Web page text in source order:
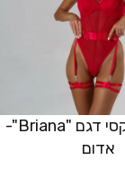
בגד גוף סקסי דגם "Briana"-
אדום